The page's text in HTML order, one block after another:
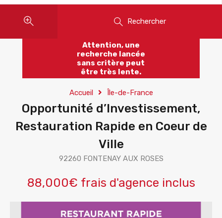
Rechercher
Attention, une
recherche lancée
sans critère peut
être très lente.
Accueil Île-de-France
Opportunité d’Investissement,
Restauration Rapide en Coeur de
Ville
92260 FONTENAY AUX ROSES
88,000€ frais d'agence inclus